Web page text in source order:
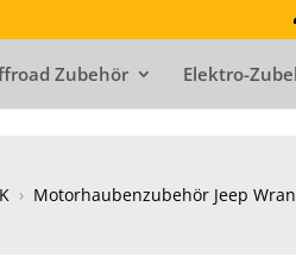
Zubehör Elektro-
› Motorhaubenzubehör Jeep